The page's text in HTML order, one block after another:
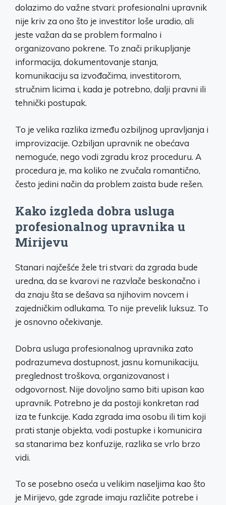
dolazimo do važne stvari: profesionalni upravnik
nije kriv za ono što je investitor loše uradio, ali
jeste važan da se problem formalno i
organizovano pokrene. To znači prikupljanje
informacija, dokumentovanje stanja,
komunikaciju sa izvođačima, investitorom,
stručnim licima i, kada je potrebno, dalji pravni ili
tehnički postupak.
To je velika razlika između ozbiljnog upravljanja i
improvizacije. Ozbiljan upravnik ne obećava
nemoguće, nego vodi zgradu kroz proceduru. A
procedura je, ma koliko ne zvučala romantično,
često jedini način da problem zaista bude rešen.
Kako izgleda dobra usluga
profesionalnog upravnika u
Mirijevu
Stanari najčešće žele tri stvari: da zgrada bude
uredna, da se kvarovi ne razvlače beskonačno i
da znaju šta se dešava sa njihovim novcem i
zajedničkim odlukama. To nije prevelik luksuz. To
je osnovno očekivanje.
Dobra usluga profesionalnog upravnika zato
podrazumeva dostupnost, jasnu komunikaciju,
preglednost troškova, organizovanost i
odgovornost. Nije dovoljno samo biti upisan kao
upravnik. Potrebno je da postoji konkretan rad
iza te funkcije. Kada zgrada ima osobu ili tim koji
prati stanje objekta, vodi postupke i komunicira
sa stanarima bez konfuzije, razlika se vrlo brzo
vidi.
To se posebno oseća u velikim naseljima kao što
je Mirijevo, gde zgrade imaju različite potrebe i